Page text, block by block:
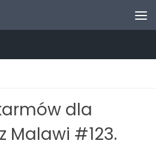
dla
Malawi #123.